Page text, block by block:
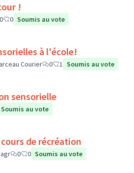
!
0 0 Soumis au vote
à l'école!
Courier 0 1 Soumis au vote
sensorielle
Soumis au vote
de récréation
0 0 Soumis au vote